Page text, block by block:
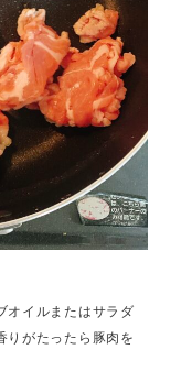
オイルまたはサラダ
りがたったら豚肉を